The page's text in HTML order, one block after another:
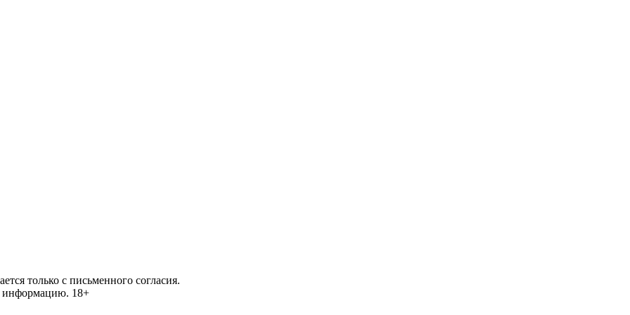
только с письменного согласия.
информацию. 18+